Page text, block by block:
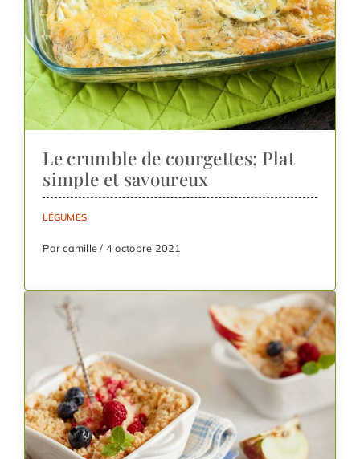
Le crumble de courgettes; Plat
simple et savoureux
LÉGUMES
Par camille / 4 octobre 2021